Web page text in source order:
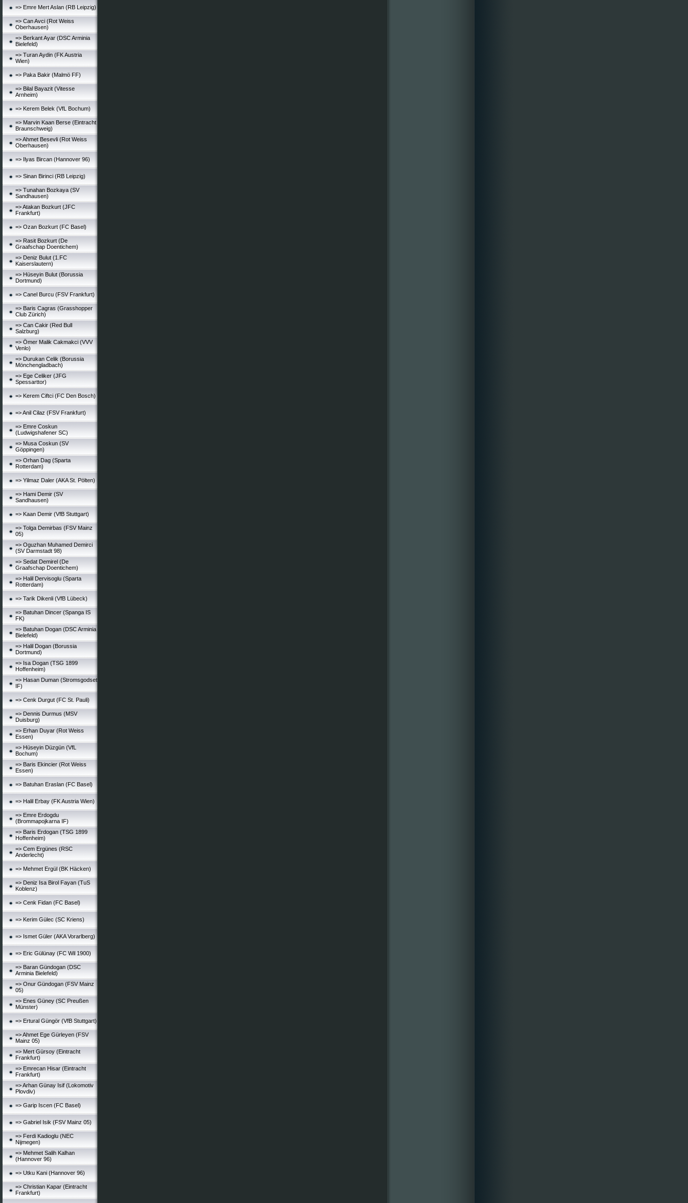
=> Emre Mert Aslan (RB Leipzig)
=> Can Avci (Rot Weiss
Oberhausen)
=> Berkant Ayar (DSC Arminia
Bielefeld)
=> Turan Aydin (FK Austria
Wien)
=> Paka Bakir (Malmö FF)
=> Bilal Bayazit (Vitesse
Arnheim)
=> Kerem Belek (VfL Bochum)
=> Marvin Kaan Berse (Eintracht
Braunschweig)
=> Ahmet Besevli (Rot Weiss
Oberhausen)
=> Ilyas Bircan (Hannover 96)
=> Sinan Birinci (RB Leipzig)
=> Tunahan Bozkaya (SV
Sandhausen)
=> Atakan Bozkurt (JFC
Frankfurt)
=> Ozan Bozkurt (FC Basel)
=> Rasit Bozkurt (De
Graafschap Doentichem)
=> Deniz Bulut (1.FC
Kaiserslautern)
=> Hüseyin Bulut (Borussia
Dortmund)
=> Canel Burcu (FSV Frankfurt)
=> Baris Cagras (Grasshopper
Club Zürich)
=> Can Cakir (Red Bull
Salzburg)
=> Ömer Malik Cakmakci (VVV
Venlo)
=> Durukan Celik (Borussia
Mönchengladbach)
=> Ege Celiker (JFG
Spessarttor)
=> Kerem Ciftci (FC Den Bosch)
=> Anil Cilaz (FSV Frankfurt)
=> Emre Coskun
(Ludwigshafener SC)
=> Musa Coskun (SV
Göppingen)
=> Orhan Dag (Sparta
Rotterdam)
=> Yilmaz Daler (AKA St. Pölten)
=> Hami Demir (SV
Sandhausen)
=> Kaan Demir (VfB Stuttgart)
=> Tolga Demirbas (FSV Mainz
05)
=> Oguzhan Muhamed Demirci
(SV Darmstadt 98)
=> Sedat Demirel (De
Graafschap Doentichem)
=> Halil Dervisoglu (Sparta
Rotterdam)
=> Tarik Dikenli (VfB Lübeck)
=> Batuhan Dincer (Spanga IS
FK)
=> Batuhan Dogan (DSC Arminia
Bielefeld)
=> Halil Dogan (Borussia
Dortmund)
=> Isa Dogan (TSG 1899
Hoffenheim)
=> Hasan Duman (Stromsgodset
IF)
=> Cenk Durgut (FC St. Pauli)
=> Dennis Durmus (MSV
Duisburg)
=> Erhan Duyar (Rot Weiss
Essen)
=> Hüseyin Düzgün (VfL
Bochum)
=> Baris Ekincier (Rot Weiss
Essen)
=> Batuhan Eraslan (FC Basel)
=> Halil Erbay (FK Austria Wien)
=> Emre Erdogdu
(Brommapojkarna IF)
=> Baris Erdogan (TSG 1899
Hoffenheim)
=> Cem Ergünes (RSC
Anderlecht)
=> Mehmet Ergül (BK Häcken)
=> Deniz Isa Birol Fayan (TuS
Koblenz)
=> Cenk Fidan (FC Basel)
=> Kerim Gülec (SC Kriens)
=> Ismet Güler (AKA Vorarlberg)
=> Eric Gülünay (FC Wil 1900)
=> Baran Gündogan (DSC
Arminia Bielefeld)
=> Onur Gündogan (FSV Mainz
05)
=> Enes Güney (SC Preußen
Münster)
=> Ertural Güngör (VfB Stuttgart)
=> Ahmet Ege Gürleyen (FSV
Mainz 05)
=> Mert Gürsoy (Eintracht
Frankfurt)
=> Emrecan Hisar (Eintracht
Frankfurt)
=> Arhan Günay Isif (Lokomotiv
Plovdiv)
=> Garip Iscen (FC Basel)
=> Gabriel Isik (FSV Mainz 05)
=> Ferdi Kadioglu (NEC
Nijmegen)
=> Mehmet Salih Kalhan
(Hannover 96)
=> Utku Kani (Hannover 96)
=> Christian Kapar (Eintracht
Frankfurt)